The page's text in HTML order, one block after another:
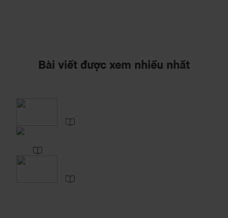
Bài viết được xem nhiều nhất